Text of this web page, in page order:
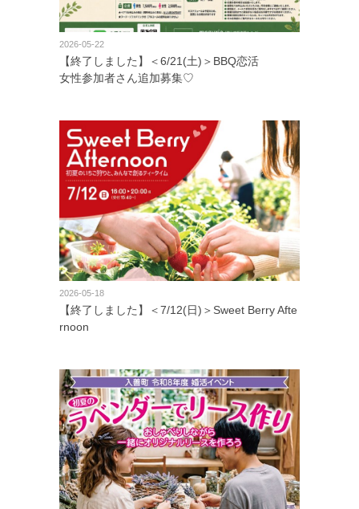
2026-05-22
【終了しました】＜6/21(土)＞BBQ恋活
女性参加者さん追加募集♡
2026-05-18
【終了しました】＜7/12(日)＞Sweet Berry Afte
rnoon